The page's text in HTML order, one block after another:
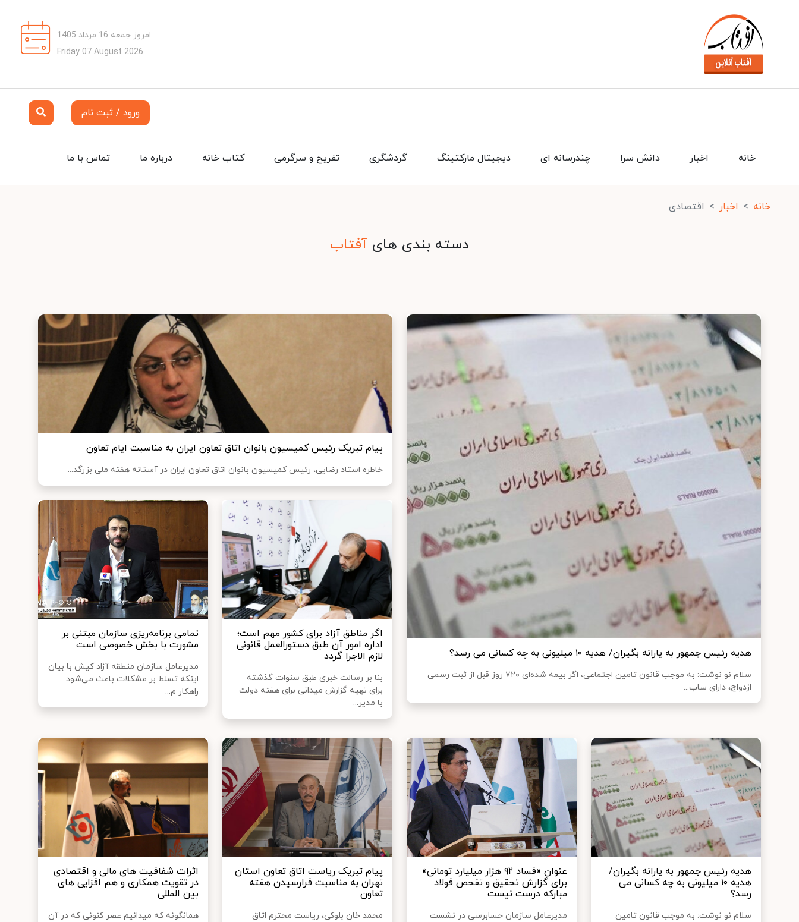
امروز جمعه 16 مرداد 1405
Friday 07 August 2026
ورود / ثبت نام
تماس با ما درباره ما کتاب خانه تفریح و سرگرمی گردشگری دیجیتال مارکتینگ چندرسانه ای دانش سرا اخبار خانه
خانه اخبار اقتصادی
دسته بندی های آفتاب
هدیه رئیس جمهور به یارانه بگیران/ هدیه ۱۰ میلیونی به چه کسانی می رسد؟
سلام نو نوشت: به موجب قانون تامین اجتماعی، اگر بیمه شده‌ای ۷۲۰ روز قبل از ثبت رسمی
ازدواج، دارای ساب...
پیام تبریک رئیس کمیسیون بانوان اتاق تعاون ایران به مناسبت ایام تعاون
خاطره استاد رضایی، رئیس کمیسیون بانوان اتاق تعاون ایران در آستانه هفته ملی بزرگد...
اگر مناطق آزاد برای کشور مهم است؛
اداره امور آن طبق دستورالعمل قانونی
لازم الاجرا گردد
بنا بر رسالت خبری طبق سنوات گذشته
برای تهیه گزارش میدانی برای هفته دولت
با مدیر...
تمامی برنامه‌ریزی سازمان مبتنی بر
مشورت با بخش خصوصی است
مدیرعامل سازمان منطقه آزاد کیش با بیان
اینکه تسلط بر مشکلات باعث می‌شود
راهکار م...
هدیه رئیس جمهور به یارانه بگیران/
هدیه ۱۰ میلیونی به چه کسانی می
رسد؟
سلام نو نوشت: به موجب قانون تامین
عنوان «فساد ۹۲ هزار میلیارد تومانی»
برای گزارش تحقیق و تفحص فولاد
مبارکه درست نیست
مدیرعامل سازمان حسابرسی در نشست
پیام تبریک ریاست اتاق تعاون استان
تهران به مناسبت فرارسیدن هفته
تعاون
محمد خان بلوکی، ریاست محترم اتاق
اثرات شفافیت های مالی و اقتصادی
در تقویت همکاری و هم افزایی های
بین المللی
همانگونه که میدانیم عصر کنونی که در آن